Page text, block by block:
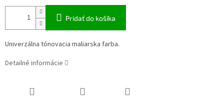
Pridať do košíka
Univerzálna tónovacia maliarska farba.
Detailné informácie